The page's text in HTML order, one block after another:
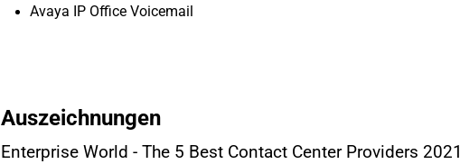
Avaya IP Office Voicemail
Auszeichnungen
Enterprise World - The 5 Best Contact Center Providers 2021